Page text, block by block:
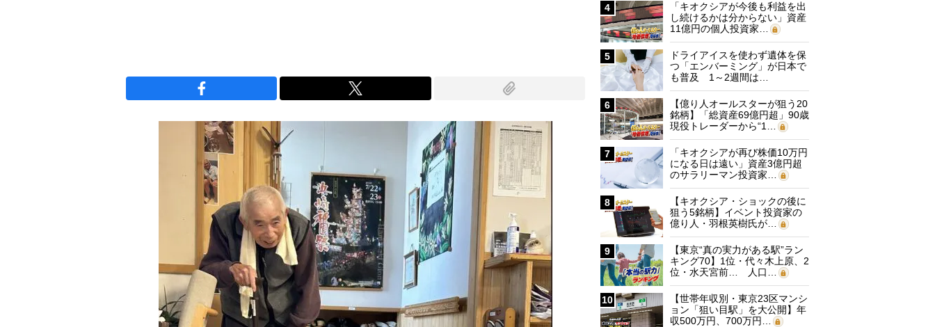
4
「キオクシアが今後も利益を出
し続けるかは分からない」資産
11億円の個人投資家…
5
ドライアイスを使わず遺体を保
つ「エンバーミング」が日本で
も普及 1～2週間は…
6
【億り人オールスターが狙う20
銘柄】「総資産69億円超」90歳
現役トレーダーから“1…
7
「キオクシアが再び株価10万円
になる日は遠い」資産3億円超
のサラリーマン投資家…
8
【キオクシア・ショックの後に
狙う5銘柄】イベント投資家の
億り人・羽根英樹氏が…
9
【東京“真の実力がある駅”ラン
キング70】1位・代々木上原、2
位・水天宮前… 人口…
10
【世帯年収別・東京23区マンシ
ョン「狙い目駅」を大公開】年
収500万円、700万円…